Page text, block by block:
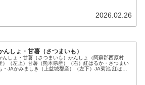
2026.02.26
んしょ・甘薯（さつまいも）
んしょ・甘薯（さつまいも）かんしょ（阿蘇郡西原村
）（左上）甘薯（熊本県産）（右）紅はるか・さつまい
・JAかみましき（上益城郡産）（左下）JA菊池 紅はる